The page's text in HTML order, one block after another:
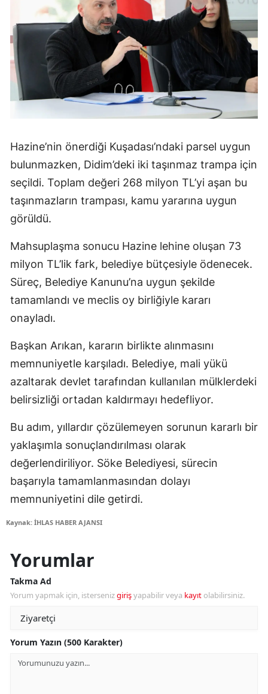
Hazine’nin önerdiği Kuşadası’ndaki parsel uygun
bulunmazken, Didim’deki iki taşınmaz trampa için
seçildi. Toplam değeri 268 milyon TL’yi aşan bu
taşınmazların trampası, kamu yararına uygun
görüldü.
Mahsuplaşma sonucu Hazine lehine oluşan 73
milyon TL’lik fark, belediye bütçesiyle ödenecek.
Süreç, Belediye Kanunu’na uygun şekilde
tamamlandı ve meclis oy birliğiyle kararı
onayladı.
Başkan Arıkan, kararın birlikte alınmasını
memnuniyetle karşıladı. Belediye, mali yükü
azaltarak devlet tarafından kullanılan mülklerdeki
belirsizliği ortadan kaldırmayı hedefliyor.
Bu adım, yıllardır çözülemeyen sorunun kararlı bir
yaklaşımla sonuçlandırılması olarak
değerlendiriliyor. Söke Belediyesi, sürecin
başarıyla tamamlanmasından dolayı
memnuniyetini dile getirdi.
Kaynak: İHLAS HABER AJANSI
Yorumlar
Takma Ad
Yorum yapmak için, istersenizgirişyapabilir veya kayıt olabilirsiniz.
Yorum Yazın (500 Karakter)